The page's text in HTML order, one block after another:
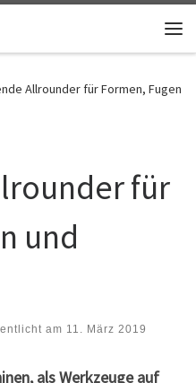
Allrounder für Formen, Fugen
für
und
am 11. März 2019
als Werkzeuge auf